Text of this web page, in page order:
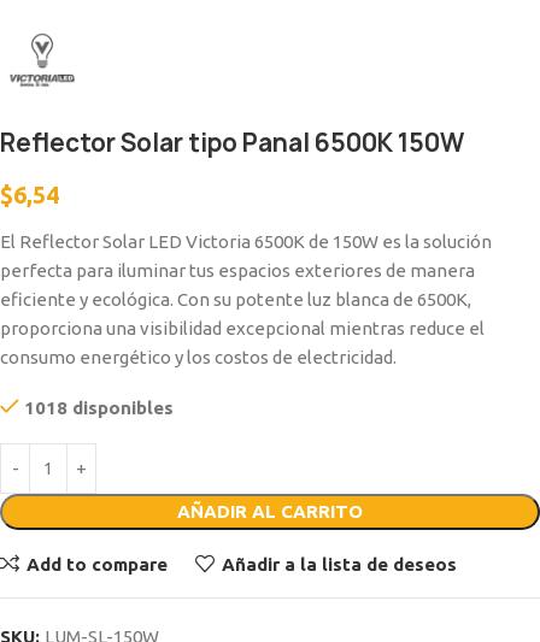
Reflector Solar tipo Panal 6500K 150W
$6,54
El Reflector Solar LED Victoria 6500K de 150W es la solución
perfecta para iluminar tus espacios exteriores de manera
eficiente y ecológica. Con su potente luz blanca de 6500K,
proporciona una visibilidad excepcional mientras reduce el
consumo energético y los costos de electricidad.
1018 disponibles
AÑADIR AL CARRITO
Add to compare Añadir a la lista de deseos
SKU: LUM-SL-150W